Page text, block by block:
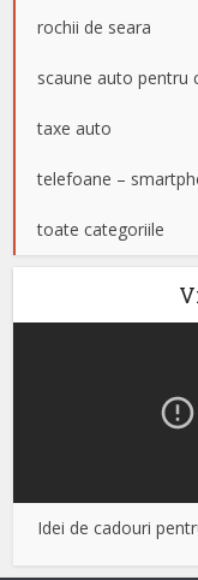
rochii de seara
scaune auto pentru
taxe auto
telefoane –
toate categoriile
Idei de cadouri